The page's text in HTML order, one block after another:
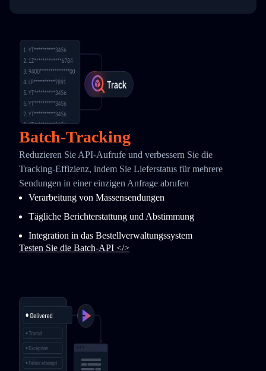
Batch-Tracking
Reduzieren Sie API-Aufrufe und verbessern Sie die
Tracking-Effizienz, indem Sie Lieferstatus für mehrere
Sendungen in einer einzigen Anfrage abrufen
Verarbeitung von Massensendungen
Tägliche Berichterstattung und Abstimmung
Integration in das Bestellverwaltungssystem
Testen Sie die Batch-API </>